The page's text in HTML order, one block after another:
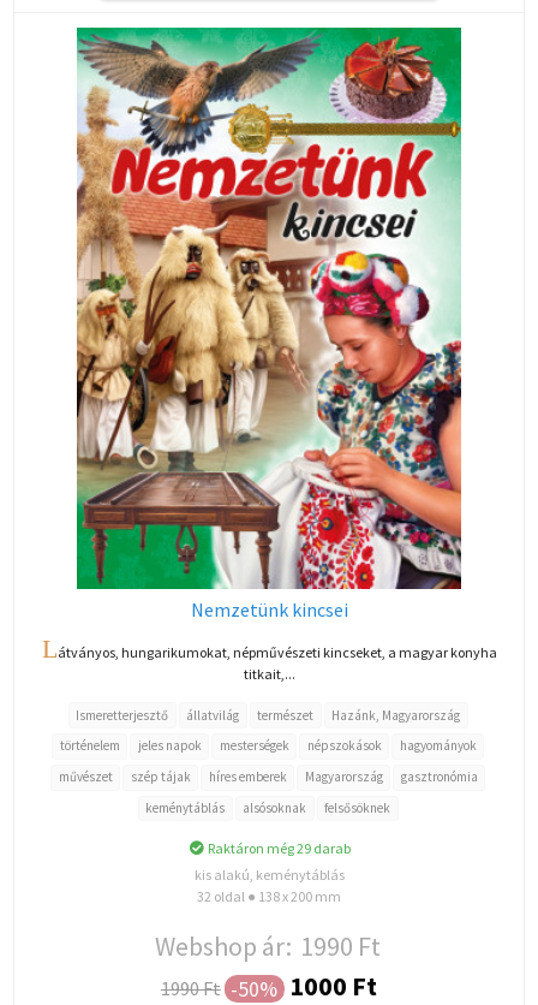
Nemzetünk kincsei
Látványos, hungarikumokat, népművészeti kincseket, a magyar konyha
titkait,...
Ismeretterjesztő állatvilág természet
Hazánk, Magyarország
történelem
jeles napok mesterségek népszokások
hagyományok
művészet
szép tájak híres emberek Magyarország
gasztronómia
keménytáblás
alsósoknak felsősöknek
Raktáron még 29 darab
kis alakú, keménytáblás
32 oldal ● 138 x 200 mm
Webshop ár: 1990 Ft
1990 Ft -50% 1000 Ft